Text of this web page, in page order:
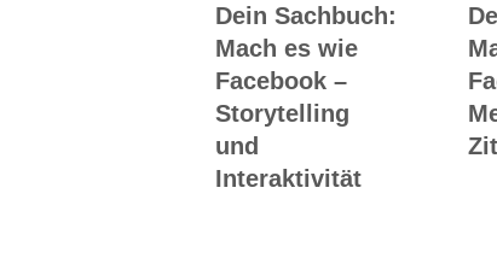
Dein Sachbuch:
Mach es wie
Facebook –
Storytelling
und
Interaktivität